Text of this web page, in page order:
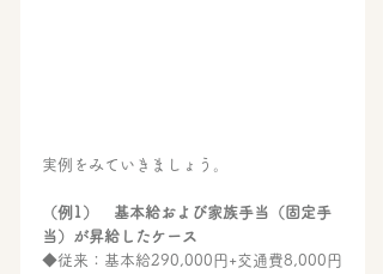
実例をみていきましょう。
（例1）　基本給および家族手当（固定手
当）が昇給したケース
◆従来：基本給290,000円+交通費8,000円